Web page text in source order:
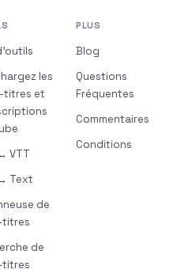
les
titres et
VTT
Text
de
titres
de
titres
PLUS
Blog
Questions
Fréquentes
Commentaires
Conditions